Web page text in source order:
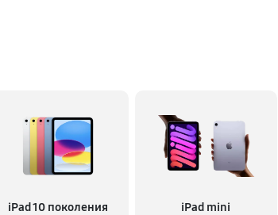
iPad 10 поколения iPad mini